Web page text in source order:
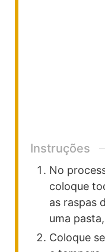
Instruções
No
coloque
as raspas
uma pasta,
Coloque